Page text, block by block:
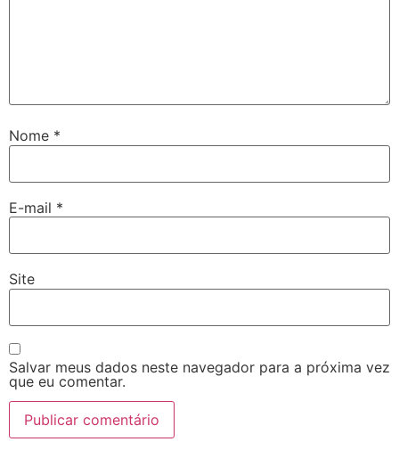
Nome *
E-mail *
Site
Salvar meus dados neste navegador para a próxima vez
que eu comentar.